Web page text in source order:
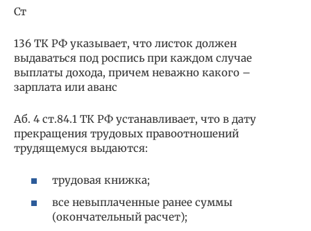
Ст
136 ТК РФ указывает, что листок должен
выдаваться под роспись при каждом случае
выплаты дохода, причем неважно какого –
зарплата или аванс
Аб. 4 ст.84.1 ТК РФ устанавливает, что в дату
прекращения трудовых правоотношений
трудящемуся выдаются:
трудовая книжка;
все невыплаченные ранее суммы
(окончательный расчет);